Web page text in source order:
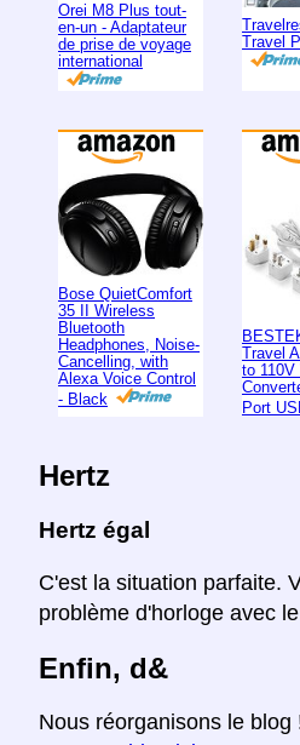
Orei M8 Plus tout-
en-un - Adaptateur
de prise de voyage
international
Travel
Bose QuietComfort
35 II Wireless
Bluetooth
Headphones, Noise-
Cancelling, with
Alexa Voice Control
- Black
Travel
to 110V
Port
Hertz
Hertz égal
C'est la situation parfaite.
problème d'horloge avec
Enfin, d&
Nous réorganisons le blog